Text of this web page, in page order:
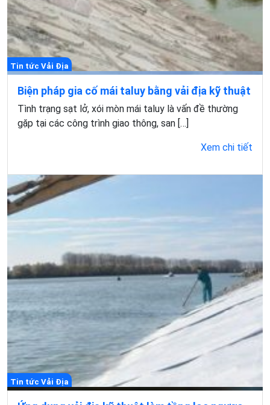
Tin tức Vải Địa
Biện pháp gia cố mái taluy bằng vải địa kỹ thuật
Tình trạng sạt lở, xói mòn mái taluy là vấn đề thường
gặp tại các công trình giao thông, san […]
Xem chi tiết
Tin tức Vải Địa